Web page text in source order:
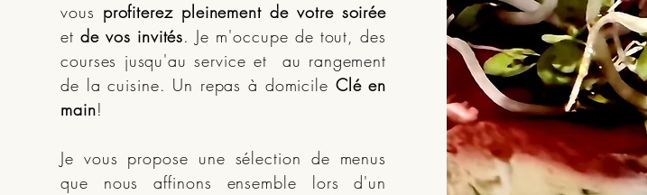
vous profiterez pleinement de votre soirée
etde vos invités. Je m'occupe de tout, des
courses jusqu'au service et au rangement
de la cuisine. Un repas à domicile Clé en
main!
Je vous propose une sélection de menus
que nous affinons ensemble lors d'un